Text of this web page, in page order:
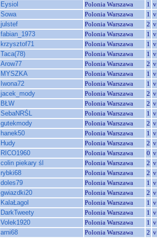
Eysiol Polonia Warszawa 1 v
Sowa Polonia Warszawa 1 v
julstef Polonia Warszawa 2 v
fabian_1973 Polonia Warszawa 1 v
krzysztof71 Polonia Warszawa 1 v
Taca(78) Polonia Warszawa 1 v
Arow77 Polonia Warszawa 2 v
MYSZKA Polonia Warszawa 1 v
Iwona72 Polonia Warszawa 1 v
jacek_mody Polonia Warszawa 2 v
BŁW Polonia Warszawa 2 v
SebaNRŚL Polonia Warszawa 1 v
gutekmody Polonia Warszawa 2 v
hanek50 Polonia Warszawa 1 v
Hudy Polonia Warszawa 2 v
RICO1960 Polonia Warszawa 0 v
colin piekary śl Polonia Warszawa 2 v
rybki68 Polonia Warszawa 2 v
doles79 Polonia Warszawa 1 v
gwiazdki20 Polonia Warszawa 2 v
KalaŁagol Polonia Warszawa 1 v
DarkTweety Polonia Warszawa 1 v
Volek1920 Polonia Warszawa 1 v
arni68 Polonia Warszawa 2 v